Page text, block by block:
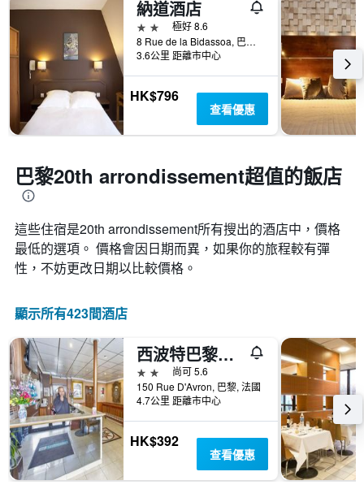
的
今
晚
房
間
格。
類
圖
表
具
有
1
條
軸，
顯
示
去
三
天
內
的
週
末
房
間
平
均
價
格。
個
軸，
顯
示
距
離
預
訂
期
的
天
此
圖
具
1Y
軸，
顯
示
房
間
平
均
價
格
納道酒店
2星級
極好 8.6
8 Rue de la Bidassoa, 巴黎, 法國
3.6公里 距離市中心
HK$796
查看優惠
巴黎20th arrondissement超值的飯店
這些住宿是20th arrondissement所有搜出的酒店中，價格
最低的選項。 價格會因日期而異，如果你的旅程較有彈
性，不妨更改日期以比較價格。
顯示所有423間酒店
西波特巴黎波林塔尼亞馬拉切斯酒店
2星級
尚可 5.6
150 Rue D'Avron, 巴黎, 法國
4.7公里 距離市中心
HK$392
查看優惠